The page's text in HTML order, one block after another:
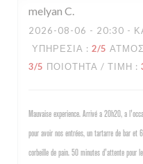
melyan C
2026-08-06 - 20:30 -
ΥΠΗΡΕΣΊΑ : 2/5
3/5 ΠΟΙΌΤΗΤΑ / ΤΙΜΉ :
Mauvaise experience. Arrivé a 20h20, a
pour avoir nos entrées, un tartarre de bar et
corbeille de pain. 50 minutes d'attente pour